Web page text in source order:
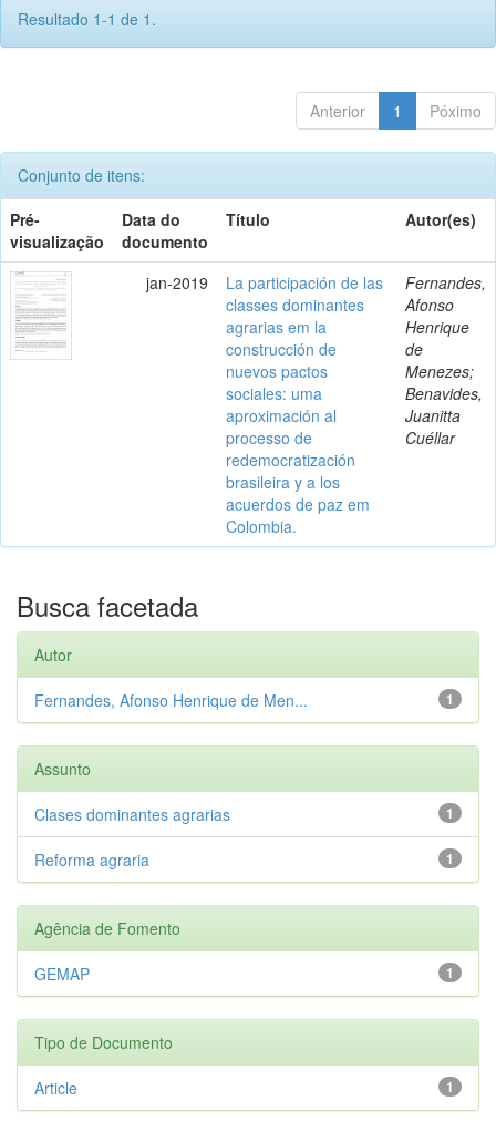
Resultado 1-1 de 1.
Anterior 1 Póximo
Conjunto de itens:
Pré-
visualização
Data do
documento
Título Autor(es)
jan-2019
La participación de las
classes dominantes
agrarias em la
construcción de
nuevos pactos
sociales: uma
aproximación al
processo de
redemocratización
brasileira y a los
acuerdos de paz em
Colombia.
Fernandes,
Afonso
Henrique
de
Menezes;
Benavides,
Juanitta
Cuéllar
Busca facetada
Autor
1
Fernandes, Afonso Henrique de Men...
Assunto
1
Clases dominantes agrarias
1
Reforma agraria
Agência de Fomento
1
GEMAP
Tipo de Documento
1
Article